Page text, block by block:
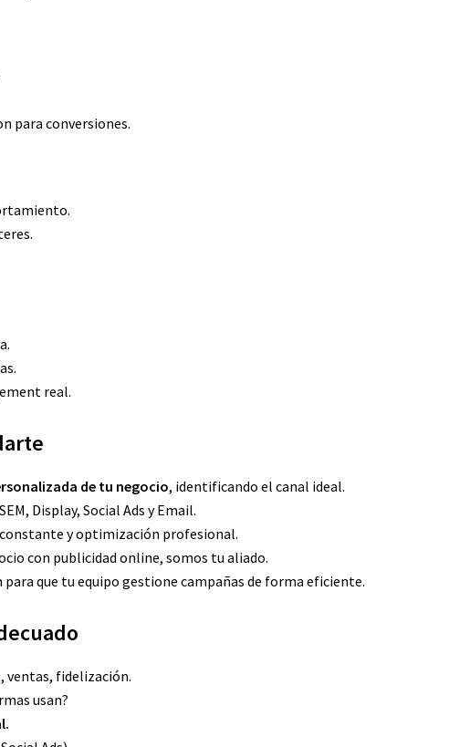
para conversiones.
real.
de tu negocio, identificando el canal ideal.
Display, Social Ads y Email.
y optimización profesional.
con publicidad online, somos tu aliado.
que tu equipo gestione campañas de forma eficiente.
ventas, fidelización.
usan?